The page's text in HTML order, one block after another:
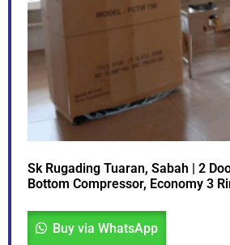
Sk Rugading Tuaran, Sabah | 2
Bottom Compressor, Economy 3
Buy via WhatsApp